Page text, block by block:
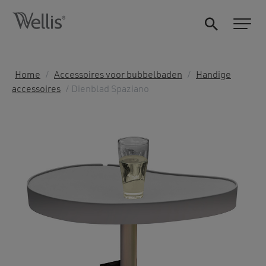
Home / Accessoires voor bubbelbaden /
Handige
accessoires / Dienblad Spaziano